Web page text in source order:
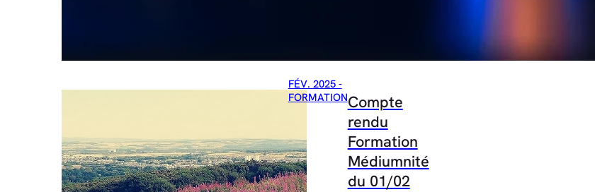
FÉV. 2025 -
FORMATIONCompte
rendu
Formation
Médiumnité
du 01/02